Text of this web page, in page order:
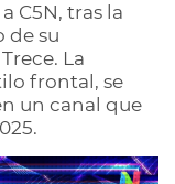
C5N, tras la
de su
La
frontal, se
un canal que